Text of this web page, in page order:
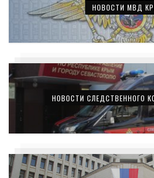
НОВОСТИ МВД
НОВОСТИ СЛЕДСТВЕННОГО